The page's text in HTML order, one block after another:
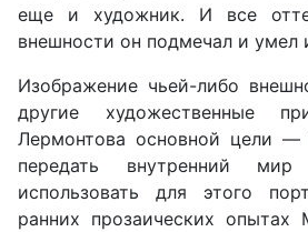
еще и художник. И все
внешности он подмечал и умел
Изображение чьей-либо
другие художественные
Лермонтова основной цели
передать внутренний
использовать для этого
ранних прозаических опытах